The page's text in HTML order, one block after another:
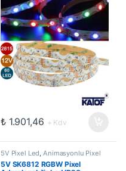
₺1.901,46 + Kdv
5V Pixel Led,Animasyonlu Pixel
Şerit Led, Led ve Aydınlatma
Çözümleri
5V SK6812 RGBW Pixel